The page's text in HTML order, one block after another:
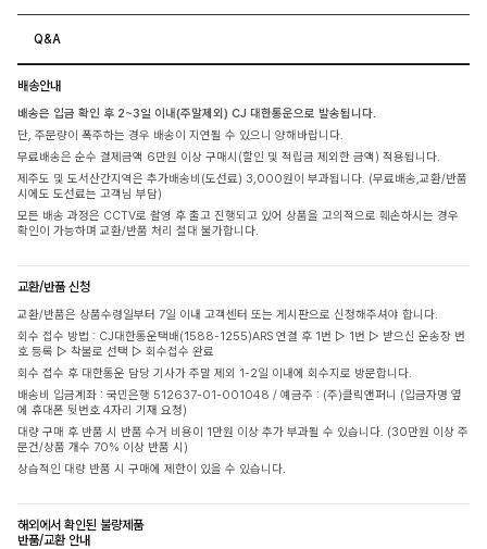
Q&A
배송안내
배송은 입금 확인 후 2~3일 이내(주말제외) CJ 대한통운으로 발송됩니다.
단, 주문량이 폭주하는 경우 배송이 지연될 수 있으니 양해바랍니다.
무료배송은 순수 결제금액 6만원 이상 구매시(할인 및 적립금 제외한 금액) 적용됩니다.
제주도 및 도서산간지역은 추가배송비(도선료) 3,000원이 부과됩니다. (무료배송,교환/반품
시에도 도선료는 고객님 부담)
모든 배송 과정은 CCTV로 촬영 후 출고 진행되고 있어 상품을 고의적으로 훼손하시는 경우
확인이 가능하며 교환/반품 처리 절대 불가합니다.
교환/반품 신청
교환/반품은 상품수령일부터 7일 이내 고객센터 또는 게시판으로 신청해주셔야 합니다.
회수 접수 방법 : CJ대한통운택배(1588-1255)ARS 연결 후 1번 ▷ 1번 ▷ 받으신 운송장 번
호 등록 ▷ 착불로 선택 ▷ 회수접수 완료
회수 접수 후 대한통운 담당 기사가 주말 제외 1-2일 이내에 회수지로 방문합니다.
배송비 입금계좌 : 국민은행 512637-01-001048 / 예금주 : (주)클릭앤퍼니 (입금자명 옆
에 휴대폰 뒷번호 4자리 기재 요청)
대량 구매 후 반품 시 반품 수거 비용이 1만원 이상 추가 부과될 수 있습니다. (30만원 이상 주
문건/상품 개수 70% 이상 반품 시)
상습적인 대량 반품 시 구매에 제한이 있을 수 있습니다.
해외에서 확인된 불량제품
반품/교환 안내